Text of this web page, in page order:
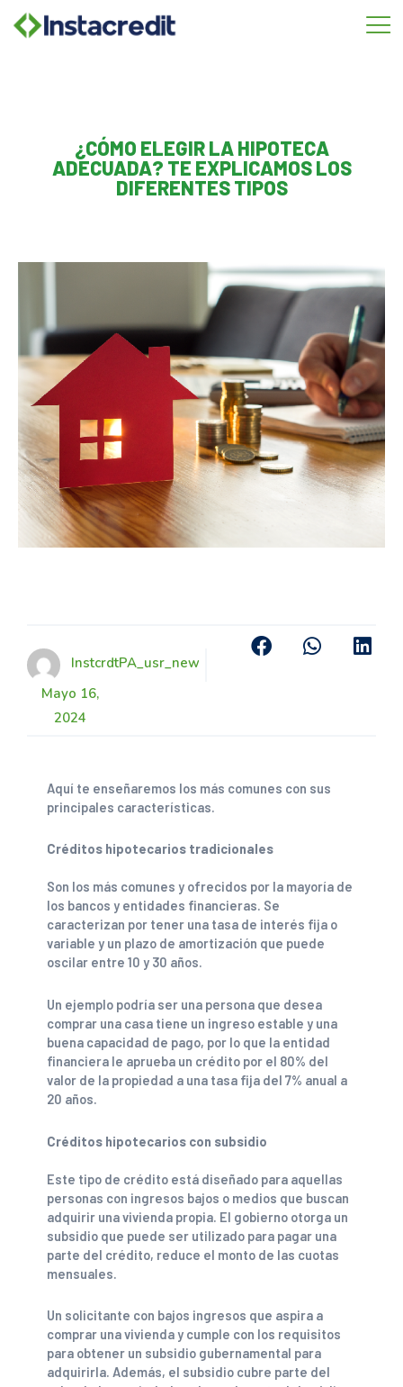
Omitir
¿CÓMO ELEGIR LA HIPOTECA
ADECUADA? TE EXPLICAMOS LOS
DIFERENTES TIPOS
InstcrdtPA_usr_new
Mayo 16,
2024
Aquí te enseñaremos los más comunes con sus
principales características.
Créditos hipotecarios tradicionales
Son los más comunes y ofrecidos por la mayoría de
los bancos y entidades financieras. Se
caracterizan por tener una tasa de interés fija o
variable y un plazo de amortización que puede
oscilar entre 10 y 30 años.
Un ejemplo podría ser una persona que desea
comprar una casa tiene un ingreso estable y una
buena capacidad de pago, por lo que la entidad
financiera le aprueba un crédito por el 80% del
valor de la propiedad a una tasa fija del 7% anual a
20 años.
Créditos hipotecarios con subsidio
Este tipo de crédito está diseñado para aquellas
personas con ingresos bajos o medios que buscan
adquirir una vivienda propia. El gobierno otorga un
subsidio que puede ser utilizado para pagar una
parte del crédito, reduce el monto de las cuotas
mensuales.
Un solicitante con bajos ingresos que aspira a
comprar una vivienda y cumple con los requisitos
para obtener un subsidio gubernamental para
adquirirla. Además, el subsidio cubre parte del